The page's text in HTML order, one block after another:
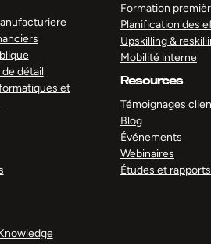
détail
et
Formation
Planification des
Upskilling &
Mobilité interne
Resources
Témoignages
Blog
Événements
Webinaires
Études et rapports